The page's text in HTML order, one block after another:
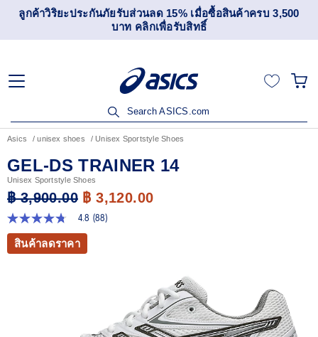
ลูกค้าวิริยะประกันภัยรับส่วนลด 15% เมื่อซื้อสินค้าครบ 3,500
บาท คลิกเพื่อรับสิทธิ์
Search ASICS.com
Asics unisex shoes Unisex Sportstyle Shoes
GEL-DS TRAINER 14
Unisex Sportstyle Shoes
฿ 3,900.00 ฿ 3,120.00
4.8
จาก
ดาว
4.8 (88)
สินค้าลดราคา